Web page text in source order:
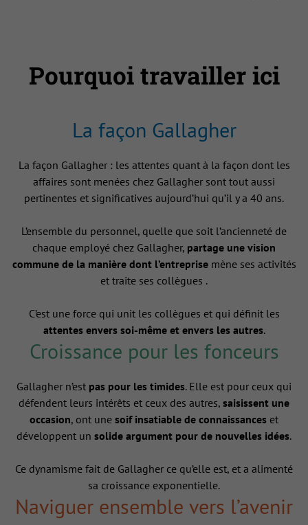
Pourquoi travailler ici
La façon Gallagher
La façon Gallagher : les attentes quant à la façon dont les
affaires sont menées chez Gallagher sont tout aussi
pertinentes et significatives aujourd’hui qu’il y a 40 ans.
L’ensemble du personnel, quelle que soit l’ancienneté de
chaque employé chez Gallagher, partage une vision
commune de la manière dont l’entreprisemène ses activités
et traite ses collègues .
C’est une force qui unit les collègues et qui définit les
attentes envers soi-même et envers les autres.
Croissance pour les fonceurs
Gallagher n’est pas pour les timides. Elle est pour ceux qui
défendent leurs intérêts et ceux des autres, saisissent une
occasion, ont une soif insatiable de connaissances et
développent un solide argument pour de nouvelles idées.
Ce dynamisme fait de Gallagher ce qu’elle est, et a alimenté
sa croissance exponentielle.
Naviguer ensemble vers l’avenir